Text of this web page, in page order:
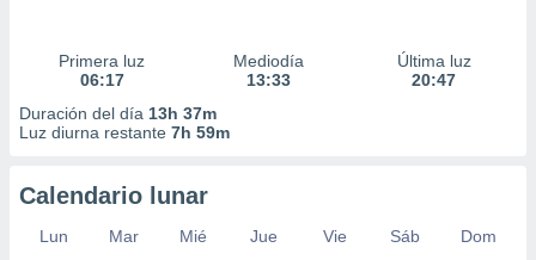
Primera luz
06:17
Mediodía
13:33
Última luz
20:47
Duración del día 13h 37m
Luz diurna restante 7h 59m
Calendario lunar
Lun Mar Mié Jue Vie Sáb
Dom